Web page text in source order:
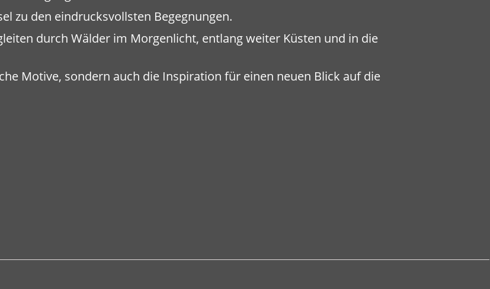
zu den eindrucksvollsten Begegnungen.
durch Wälder im Morgenlicht, entlang weiter Küsten und in die
Motive, sondern auch die Inspiration für einen neuen Blick auf die